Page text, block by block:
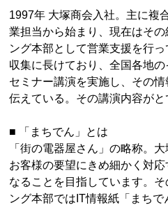
1997年 大塚商会入社。主に複
業担当から始まり、現在はそ
ング本部として営業支援を行
収集に長けており、全国各地
セミナー講演を実施し、その
伝えている。その講演内容がと
■ 「まちでん」とは
「街の電器屋さん」の略称。
お客様の要望にきめ細かく対
なることを目指しています。
ング本部ではIT情報紙「まち